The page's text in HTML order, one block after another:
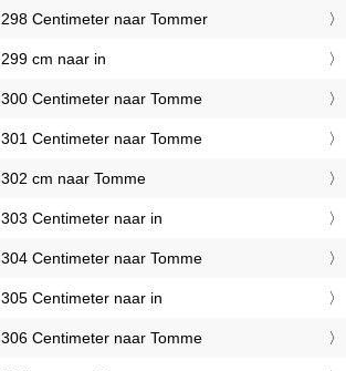
298 Centimeter naar Tommer
299 cm naar in
300 Centimeter naar Tomme
301 Centimeter naar Tomme
302 cm naar Tomme
303 Centimeter naar in
304 Centimeter naar Tomme
305 Centimeter naar in
306 Centimeter naar Tomme